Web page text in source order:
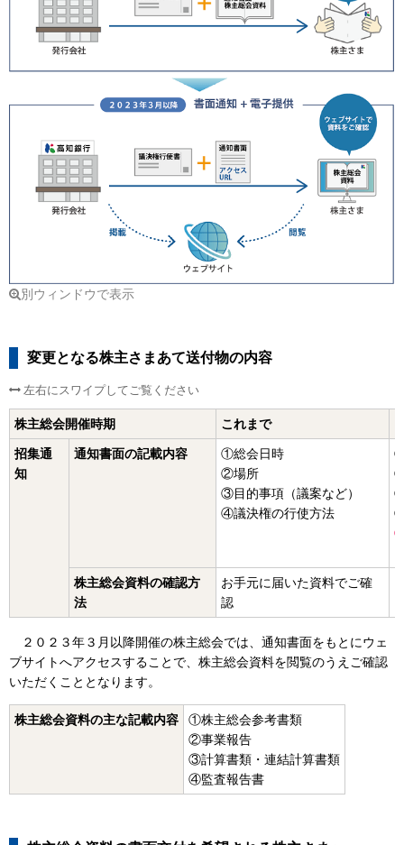
別ウィンドウで表示
変更となる株主さまあて送付物の内容
株主総会開催時期 これまで
招集通
知
通知書面の記載内容
①総会日時
②場所
③目的事項（議案など）
④議決権の行使方法
①
③
④
⑤
株主総会資料の確認方
法
お手元に届いた資料でご確
認
２０２３年３月以降開催の株主総会では、通知書面をもとにウェ
ブサイトへアクセスすることで、株主総会資料を閲覧のうえご確認
いただくこととなります。
株主総会資料の主な記載内容
①株主総会参考書類
②事業報告
③計算書類・連結計算書類
④監査報告書